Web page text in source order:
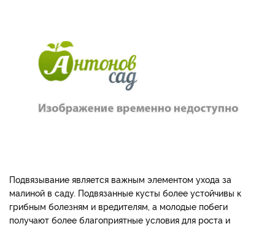
Подвязывание является важным элементом ухода за
малиной в саду. Подвязанные кусты более устойчивы к
грибным болезням и вредителям, а молодые побеги
получают более благоприятные условия для роста и